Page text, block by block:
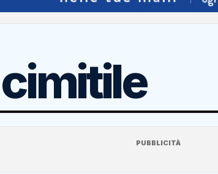
cimitile
PUBBLICITÀ